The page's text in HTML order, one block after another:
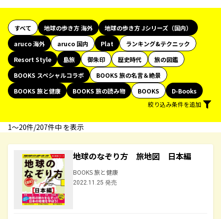
すべて 地球の歩き方 海外
地球の歩き方 Jシリーズ（国内）
aruco 海外
aruco 国内 Plat
ランキング&テクニック
Resort Style
島旅 御朱印 歴史時代
旅の図鑑
BOOKS スペシャルコラボ
BOOKS 旅の名言＆絶景
BOOKS 旅と健康
BOOKS 旅の読み物 BOOKS
D-Books
絞り込み条件を追加
1〜20件/207件中 を表示
地球のなぞり方 旅地図 日本編
BOOKS 旅と健康
2022.11.25 発売